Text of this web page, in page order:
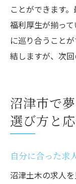
ことができます
福利厚生が揃っ
に巡り合うこと
結しますが、次回
沼津市で
選び方と
自分に合った求
沼津土木の求人